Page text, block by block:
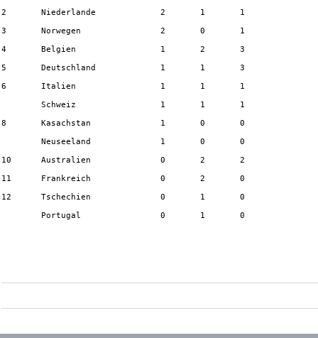
2	Niederlande		2	1	1
3	Norwegen		2       0 	1
4	Belgien		        1       2       3
5	Deutschland 		1 	1	3
6	Italien 		1	1 	1
	Schweiz 		1	1 	1
8	Kasachstan 		1	0 	0
Neuseeland		1 	0	0
10 	Australien		0 	2	2
11 	Frankreich 		0 	2	0
12 	Tschechien 		0 	1	0
Portugal		0 	1	0